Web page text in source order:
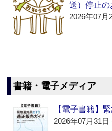
送）停止
2026年07月
書籍・電子メディア
【電子書籍】
2026年07月31日